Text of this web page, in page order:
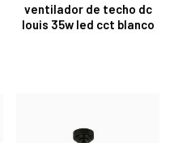
ventilador de techo dc
louis 35w led cct blanco